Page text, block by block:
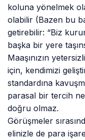
koluna yönelmek
olabilir (Bazen bu
getirebilir: “Biz
başka bir yere
Maaşınızın
için, kendimizi
standardına
parasal bir tercih
doğru olmaz.
Görüşmeler
elinizle de para